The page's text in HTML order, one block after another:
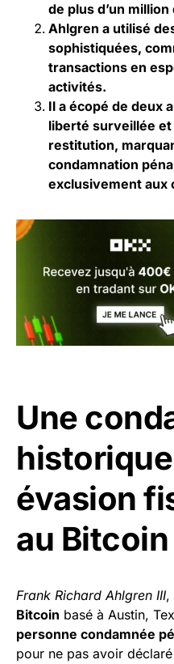
de plus d’un
Ahlgren a utilisé
sophistiquées,
transactions en
activités.
Il a écopé de deux
liberté surveillée et
restitution,
condamnation
exclusivement aux
Une
évasion
au Bitcoin
Frank Richard Ahlgren III,
Bitcoin basé à Austin,
personne condamnée
pour ne pas avoir